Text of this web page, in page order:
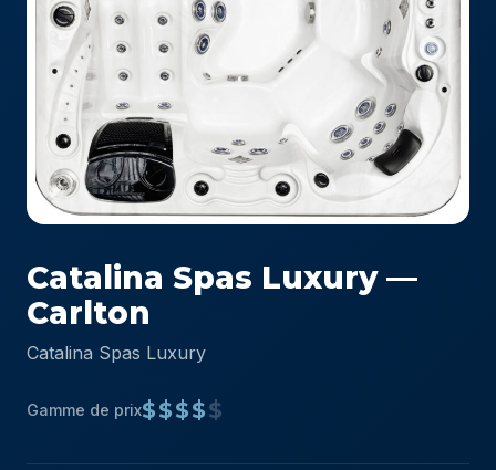
Catalina Spas Luxury —
Carlton
Catalina Spas Luxury
Gamme de prix$$$$$